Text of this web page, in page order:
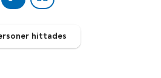
hittades